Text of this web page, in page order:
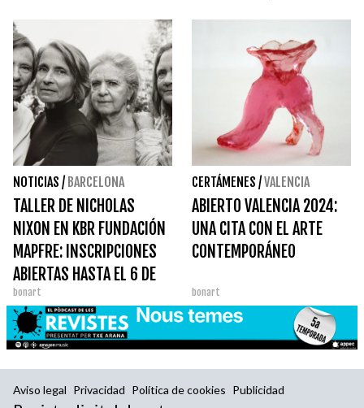
QUE TENEMOS
ESTRUCTURAS MENTALES
PRECONCEBIDAS"
NOTICIAS / BARCELONA
TALLER DE NICHOLAS
NIXON EN KBR FUNDACIÓN
MAPFRE: INSCRIPCIONES
ABIERTAS HASTA EL 6 DE
OCTUBRE
bonart
CERTÁMENES /VALENCIA
ABIERTO VALENCIA 2024:
UNA CITA CON EL ARTE
CONTEMPORÁNEO
bonart
Aviso legal Privacidad Política de cookies Publicidad